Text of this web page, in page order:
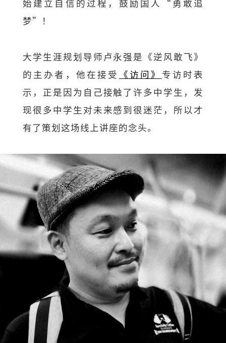
始建立自信的过程，鼓励国人“勇敢追
梦”！
大学生涯规划导师卢永强是《逆风敢飞》
的主办者，他在接受 《访问》 专访时表
示，正是因为自己接触了许多中学生，发
现很多中学生对未来感到很迷茫，所以才
有了策划这场线上讲座的念头。